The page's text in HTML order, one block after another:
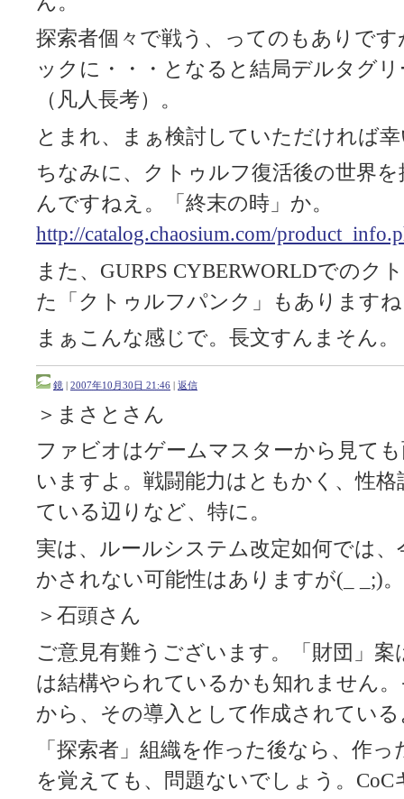
探索者個々で戦う、ってのもありで
ックに・・・となると結局デルタグ
（凡人長考）。
とまれ、まぁ検討していただければ
ちなみに、クトゥルフ復活後の世界
んですねえ。「終末の時」か。
http://catalog.chaosium.com/
また、GURPS CYBERWORLDでのク
た「クトゥルフパンク」もあります
まぁこんな感じで。長文すんまそん。
鏡 | 2007年10月30日 21:46 | 返信
＞まさとさん
ファビオはゲームマスターから見て
いますよ。戦闘能力はともかく、性
ている辺りなど、特に。
実は、ルールシステム改定如何では
かされない可能性はありますが(_ _;)。
＞石頭さん
ご意見有難うございます。「財団」
は結構やられているかも知れません
から、その導入として作成されてい
「探索者」組織を作った後なら、作
を覚えても、問題ないでしょう。